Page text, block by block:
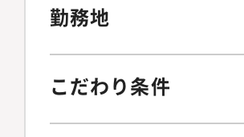
勤務地
こだわり条件